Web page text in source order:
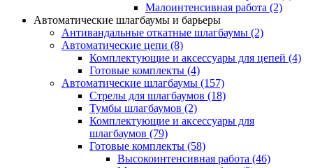
Малоинтенсивная работа (2)
Автоматические шлагбаумы и барьеры
Антивандальные откатные шлагбаумы (2)
Автоматические цепи (8)
Комплектующие и аксессуары для цепей (4)
Готовые комплекты (4)
Автоматические шлагбаумы (157)
Стрелы для шлагбаумов (18)
Тумбы шлагбаумов (2)
Комплектующие и аксессуары для
шлагбаумов (79)
Готовые комплекты (58)
Высокоинтенсивная работа (46)